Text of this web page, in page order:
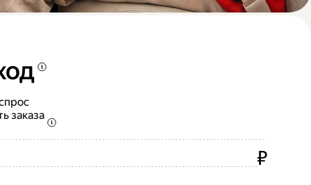
заказа
₽